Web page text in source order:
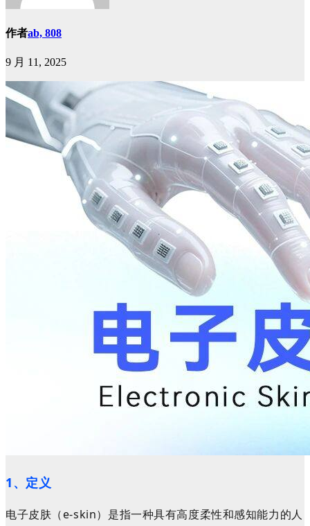
作者ab, 808
9 月 11, 2025
1、定义
电子皮肤（e-skin）是指一种具有高度柔性和感知能力的人